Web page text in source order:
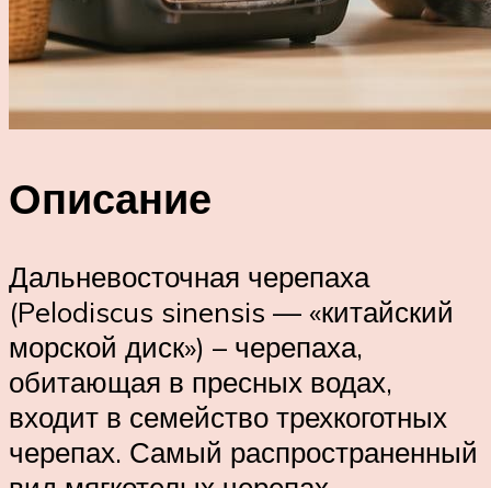
Описание
Дальневосточная черепаха
(Pelodiscus sinensis — «китайский
морской диск») – черепаха,
обитающая в пресных водах,
входит в семейство трехкоготных
черепах. Самый распространенный